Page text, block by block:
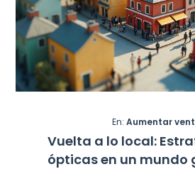
En: Aumentar
Vuelta a lo local:
ópticas en un mundo